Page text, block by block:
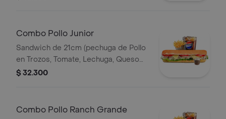
Combo Pollo Junior
Sandwich de 21cm (pechuga de Pollo
en Trozos, Tomate, Lechuga, Queso
Mozzarella y Mayonesa) Papa
$ 32.300
Combo Pollo Ranch Grande